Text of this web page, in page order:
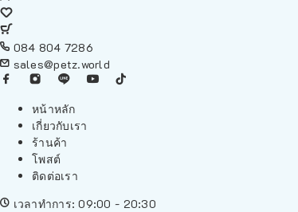
084 804 7286
sales@petz.world
หน้าหลัก
เกี่ยวกับเรา
ร้านค้า
โพสต์
ติดต่อเรา
เวลาทำการ: 09:00 - 20:30